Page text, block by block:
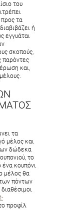
του
τα
ή
εγγυάται
σκοπούς,
παρόντες
και,
τα
μέλος και
δώδεκα
το
κουπόνι
μέλος θα
πόντων
προφίλ